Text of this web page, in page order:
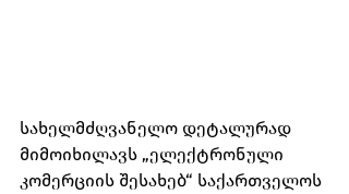
სახელმძღვანელო დეტალურად
მიმოიხილავს „ელექტრონული
კომერციის შესახებ“ საქართველოს